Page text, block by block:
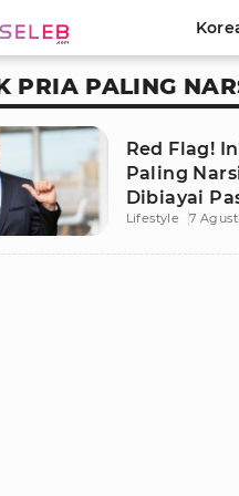
PRIA PALING
Red Flag!
Paling
Dibiayai
Lifestyle 7